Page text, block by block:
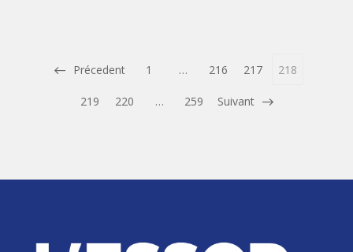
Précedent 1 … 216 217 218
219 220 … 259 Suivant